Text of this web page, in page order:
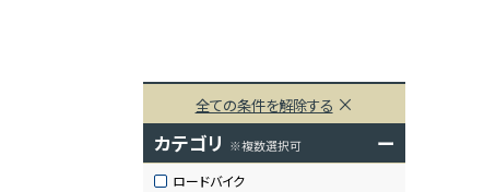
全ての条件を解除する
カテゴリ ※複数選択可 ー
ロードバイク